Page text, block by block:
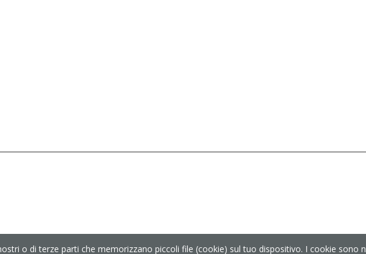
o di terze parti che memorizzano piccoli file (cookie) sul tuo dispositivo. I cookie sono